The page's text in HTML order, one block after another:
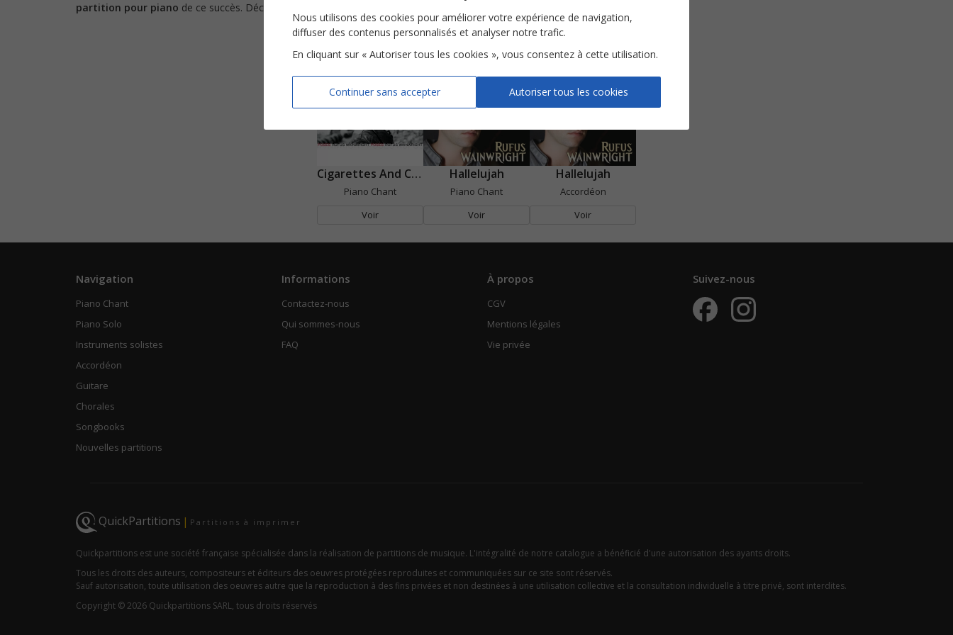
partition pour piano de ce succès. Découvrez aussi
Cigarettes And Chocolate Milk
Piano Chant
Voir
Hallelujah
Piano Chant
Voir
Hallelujah
Accordéon
Voir
Navigation
Piano Chant
Piano Solo
Instruments solistes
Accordéon
Guitare
Chorales
Songbooks
Nouvelles partitions
Informations
Contactez-nous
Qui sommes-nous
FAQ
À propos
CGV
Mentions légales
Vie privée
Suivez-nous
QuickPartitions | Partitions à imprimer
Quickpartitions est une société française spécialisée dans la réalisation de partitions de musique. L'intégralité de notre catalogue a bénéficié d'une autorisation des ayants droits.
Tous les droits des auteurs, compositeurs et éditeurs des oeuvres protégées reproduites et communiquées sur ce site sont réservés.
Sauf autorisation, toute utilisation des oeuvres autre que la reproduction à des fins privées et non destinées à une utilisation collective et la consultation individuelle à titre privé, sont interdites.
Copyright © 2026 Quickpartitions SARL, tous droits réservés
Nous utilisons des cookies pour améliorer votre expérience de navigation,
diffuser des contenus personnalisés et analyser notre trafic.
En cliquant sur « Autoriser tous les cookies », vous consentez à cette utilisation.
Continuer sans accepter Autoriser tous les cookies